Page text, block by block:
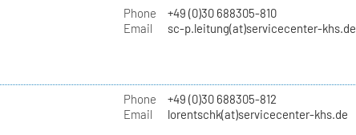
Phone
+49 (0)30 688305-810
Email
sc-p.leitung(at)servicecenter-khs.de
Phone
+49 (0)30 688305-812
Email
lorentschk(at)servicecenter-khs.de